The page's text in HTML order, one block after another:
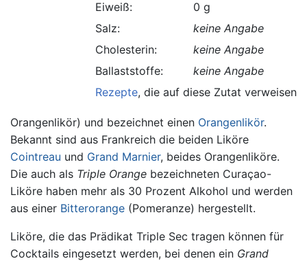
Eiweiß:
0 g
Salz:
keine Angabe
Cholesterin:
keine Angabe
Ballaststoffe:
keine Angabe
Rezepte, die auf diese Zutat verweisen.
Orangenlikör) und bezeichnet einen Orangenlikör.
Bekannt sind aus Frankreich die beiden Liköre
Cointreau und Grand Marnier, beides Orangenliköre.
Die auch als Triple Orange bezeichneten Curaçao-
Liköre haben mehr als 30 Prozent Alkohol und werden
aus einer Bitterorange (Pomeranze) hergestellt.
Liköre, die das Prädikat Triple Sec tragen können für
Cocktails eingesetzt werden, bei denen ein Grand